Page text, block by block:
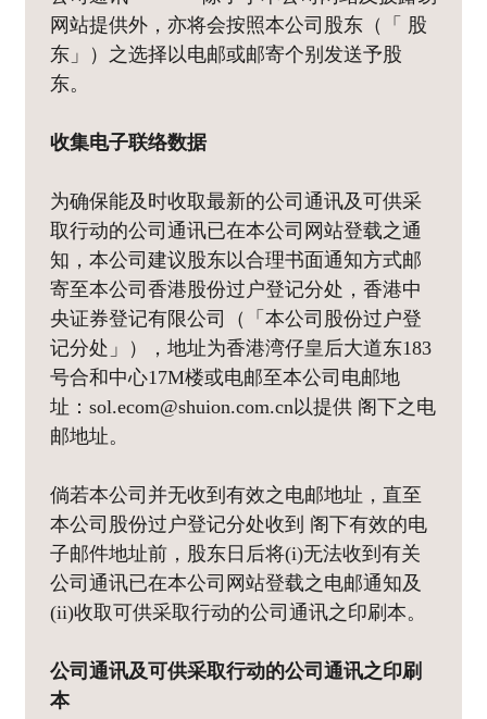
网站提供外，亦将会按照本公司股东（「 股
东」）之选择以电邮或邮寄个别发送予股
东。
收集电子联络数据
为确保能及时收取最新的公司通讯及可供采
取行动的公司通讯已在本公司网站登载之通
知，本公司建议股东以合理书面通知方式邮
寄至本公司香港股份过户登记分处，香港中
央证券登记有限公司（「本公司股份过户登
记分处」），地址为香港湾仔皇后大道东183
号合和中心17M楼或电邮至本公司电邮地
址：sol.ecom@shuion.com.cn以提供 阁下之电
邮地址。
倘若本公司并无收到有效之电邮地址，直至
本公司股份过户登记分处收到 阁下有效的电
子邮件地址前，股东日后将(i)无法收到有关
公司通讯已在本公司网站登载之电邮通知及
(ii)收取可供采取行动的公司通讯之印刷本。
公司通讯及可供采取行动的公司通讯之印刷
本